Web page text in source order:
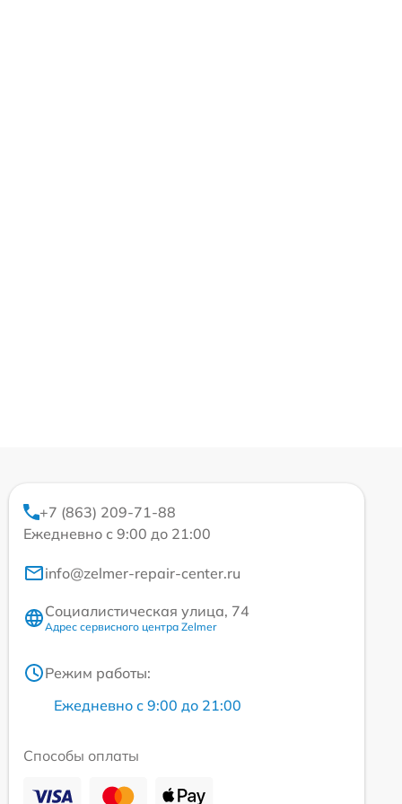
+7 (863) 209-71-88
Ежедневно с 9:00 до 21:00
info@zelmer-repair-center.ru
Социалистическая улица, 74
Адрес сервисного центра Zelmer
Режим работы:
Ежедневно с 9:00 до 21:00
Способы оплаты